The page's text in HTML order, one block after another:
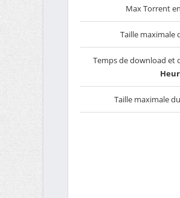
Max Torrent
Taille maximale
Temps de download et
Taille maximale